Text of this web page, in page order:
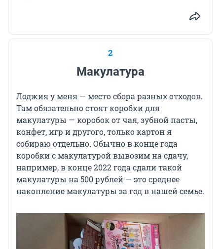
2
Макулатура
Лоджия у меня — место сбора разных отходов.
Там обязательно стоят коробки для
макулатуры — коробок от чая, зубной пасты,
конфет, игр и другого, только картон я
собираю отдельно. Обычно в конце года
коробки с макулатурой вывозим на сдачу,
например, в конце 2022 года сдали такой
макулатуры на 500 рублей — это среднее
накопление макулатуры за год в нашей семье.